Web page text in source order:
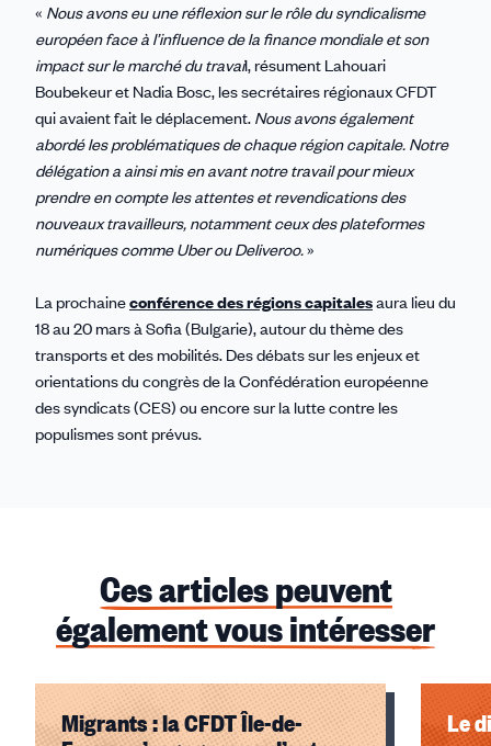
« Nous avons eu une réflexion sur le rôle du syndicalisme
européen face à l’influence de la finance mondiale et son
impact sur le marché du travail, résument Lahouari
Boubekeur et Nadia Bosc, les secrétaires régionaux CFDT
qui avaient fait le déplacement. Nous avons également
abordé les problématiques de chaque région capitale. Notre
délégation a ainsi mis en avant notre travail pour mieux
prendre en compte les attentes et revendications des
nouveaux travailleurs, notamment ceux des plateformes
numériques comme Uber ou Deliveroo.»
La prochaineconférence des régions capitalesaura lieu du
18 au 20 mars à Sofia (Bulgarie), autour du thème des
transports et des mobilités. Des débats sur les enjeux et
orientations du congrès de la Confédération européenne
des syndicats (CES) ou encore sur la lutte contre les
populismes sont prévus.
Ces articles peuvent
également vous intéresser
Migrants : la CFDT Île-de-
Le